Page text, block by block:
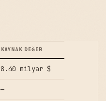
KAYNAK DEĞER
8.40 milyar $
—